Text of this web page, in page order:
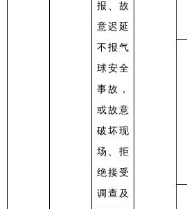
报、故
意迟延
不报气
球安全
事故，
或故意
破坏现
场、拒
绝接受
调查及